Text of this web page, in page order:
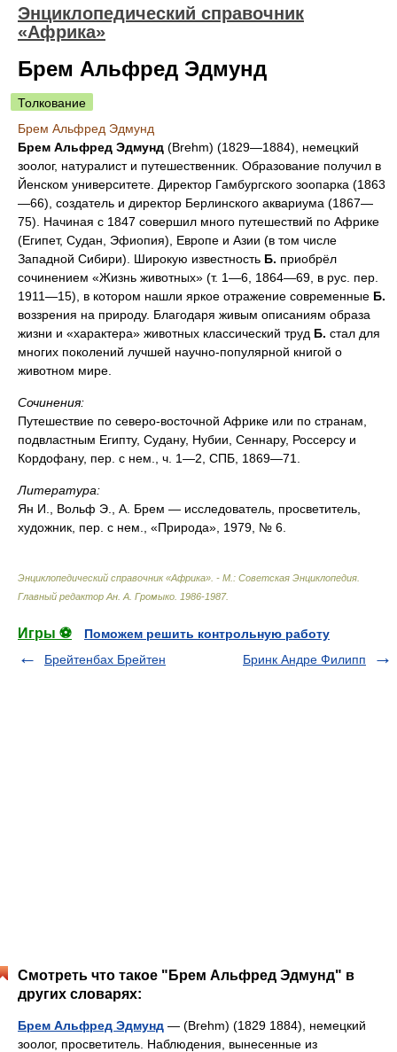
Энциклопедический справочник
«Африка»
Брем Альфред Эдмунд
Толкование
Брем Альфред Эдмунд
Брем Альфред Эдмунд (Brehm) (1829—1884), немецкий
зоолог, натуралист и путешественник. Образование получил в
Йенском университете. Директор Гамбургского зоопарка (1863
—66), создатель и директор Берлинского аквариума (1867—
75). Начиная с 1847 совершил много путешествий по Африке
(Египет, Судан, Эфиопия), Европе и Азии (в том числе
Западной Сибири). Широкую известность Б. приобрёл
сочинением «Жизнь животных» (т. 1—6, 1864—69, в рус. пер.
1911—15), в котором нашли яркое отражение современные Б.
воззрения на природу. Благодаря живым описаниям образа
жизни и «характера» животных классический труд Б. стал для
многих поколений лучшей научно-популярной книгой о
животном мире.
Сочинения:
Путешествие по северо-восточной Африке или по странам,
подвластным Египту, Судану, Нубии, Сеннару, Россерсу и
Кордофану, пер. с нем., ч. 1—2, СПБ, 1869—71.
Литература:
Ян И., Вольф Э., А. Брем — исследователь, просветитель,
художник, пер. с нем., «Природа», 1979, № 6.
Энциклопедический справочник «Африка». - М.: Советская Энциклопедия
Главный редактор Ан. А. Громыко 1986-1987.
Игры ⚽
Поможем решить контрольную работу
Брейтенбах Брейтен
Бринк Андре Филипп
Смотреть что такое "Брем Альфред Эдмунд" в
других словарях:
Брем Альфред Эдмунд — (Brehm) (1829 1884), немецкий
зоолог, просветитель. Наблюдения, вынесенные из